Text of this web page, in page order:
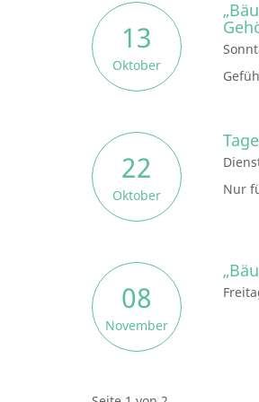
13
Oktober
22
Oktober
Nur
08
November